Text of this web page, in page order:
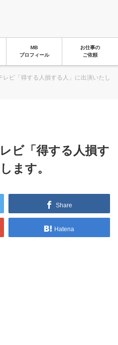
MB
プロフィール
お仕事の
ご依頼
レビ「得する人損する人」に出演いたし
ビ「得する人損す
ます。
Share
Hatena